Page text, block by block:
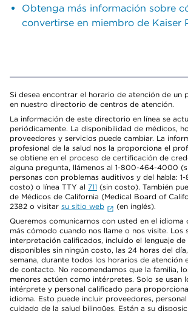
Obtenga más información sobre
convertirse en miembro de Kaiser
Si desea encontrar el horario de atención de un
en nuestro directorio de centros de atención.
La información de este directorio en línea se
periódicamente. La disponibilidad de médicos,
proveedores y servicios puede cambiar. La
profesional de la salud nos la proporciona el
se obtiene en el proceso de certificación de
alguna pregunta, llámenos al 1-800-464-4000
personas con problemas auditivos y del habla:
costo) o línea TTY al 711 (sin costo). También
de Médicos de California (Medical Board of
2382 o visitar su sitio web
(en inglés).
Queremos comunicarnos con usted en el idioma
más cómodo cuando nos llame o nos visite. Los
interpretación calificados, incluido el lenguaje de
disponibles sin ningún costo, las 24 horas del
semana, durante todos los horarios de atención
de contacto. No recomendamos que la familia,
menores actúen como intérpretes. Solo se usan
intérprete y personal calificado para
idioma. Esto puede incluir proveedores,
cuidado de la salud bilingües. Están a su